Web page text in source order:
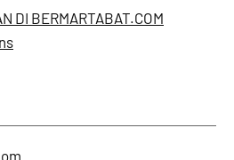
DI BERMARTABAT.COM